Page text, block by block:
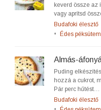
keverd össze az
vagy aprítsd
Budafoki élesztő
•
Édes
Almás-
Puding
hozzá a cukrot,
Pár perc hűtést…
Budafoki élesztő